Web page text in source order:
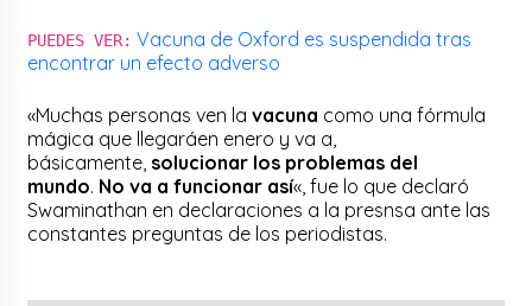
PUEDES VER: Vacuna de Oxford es suspendida tras
encontrar un efecto adverso
«Muchas personas ven lavacuna como una fórmula
mágica que llegaráen enero y va a,
básicamente, solucionar los problemas del
mundo. No va a funcionar así«, fue lo que declaró
Swaminathan en declaraciones a la presnsa ante las
constantes preguntas de los periodistas.